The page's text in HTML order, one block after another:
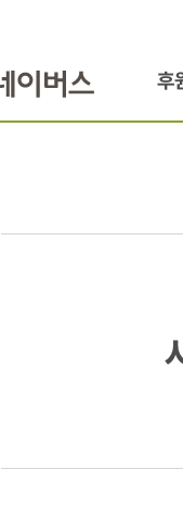
후
사랑나눔